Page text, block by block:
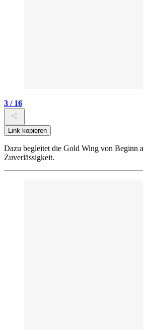
3 / 16
Link kopieren
Dazu begleitet die Gold Wing von Beginn
Zuverlässigkeit.